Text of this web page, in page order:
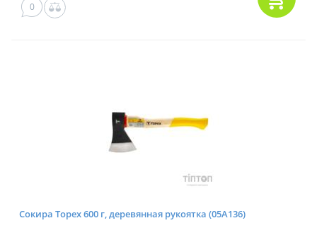
0
Сокира Topex 600 г, деревянная рукоятка (05A136)